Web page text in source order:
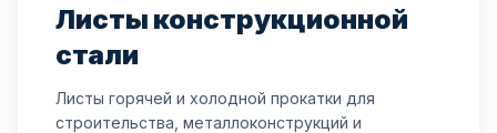
Листы конструкционной
стали
Листы горячей и холодной прокатки для
строительства, металлоконструкций и